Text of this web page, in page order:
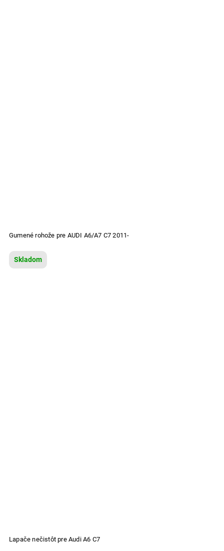
Gumené rohože pre AUDI A6/A7 C7 2011-
Skladom
Lapače nečistôt pre Audi A6 C7